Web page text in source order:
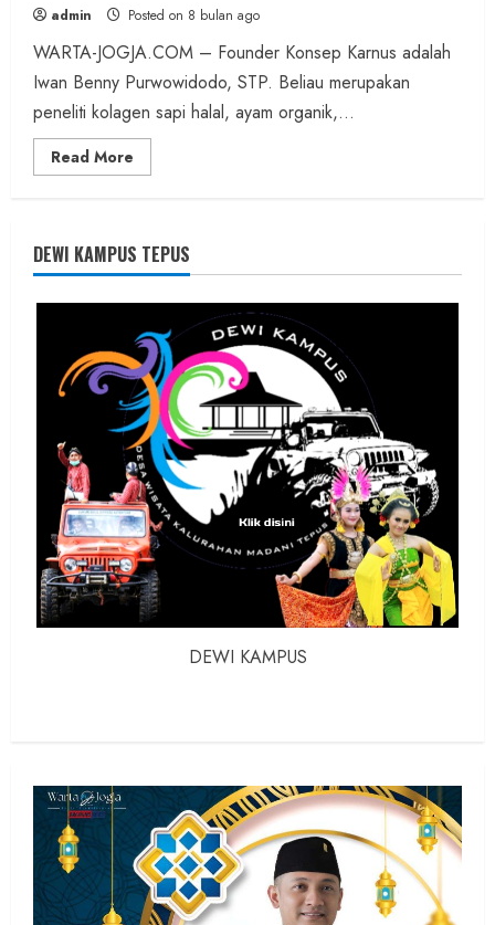
admin Posted on 8 bulan ago
WARTA-JOGJA.COM – Founder Konsep Karnus adalah
Iwan Benny Purwowidodo, STP. Beliau merupakan
peneliti kolagen sapi halal, ayam organik,...
Read More
more
dan
Dokter
dan
DEWI KAMPUS TEPUS
DEWI KAMPUS